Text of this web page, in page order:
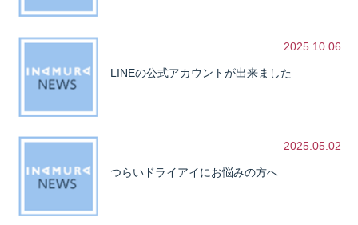
2025.10.06
LINEの公式アカウントが出来ました
2025.05.02
つらいドライアイにお悩みの方へ